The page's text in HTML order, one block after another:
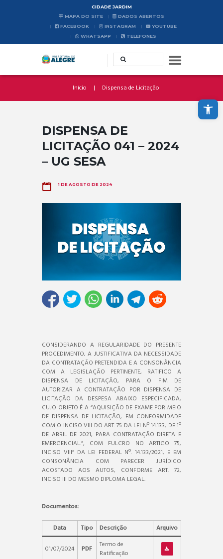
Abrir a barra de ferramentas
CIDADE JARDIM
MAPA DO SITE
DADOS ABERTOS
FACEBOOK
INSTAGRAM
YOUTUBE
WHATSAPP
TELEFONES
Início Dispensa de Licitação
DISPENSA DE
LICITAÇÃO 041 – 2024
– UG SESA
1 DE AGOSTO DE 2024
CONSIDERANDO A REGULARIDADE DO PRESENTE
PROCEDIMENTO, A JUSTIFICATIVA DA NECESSIDADE
DA CONTRATAÇÃO PRETENDIDA E A CONSONÂNCIA
COM A LEGISLAÇÃO PERTINENTE, RATIFICO A
DISPENSA DE LICITAÇÃO, PARA O FIM DE
AUTORIZAR A CONTRATAÇÃO POR DISPENSA DE
LICITAÇÃO DA DESPESA ABAIXO ESPECIFICADA,
CUJO OBJETO É A “AQUISIÇÃO DE EXAME POR MEIO
DE DISPENSA DE LICITAÇÃO, EM CONFORMIDADE
COM O INCISO VIII DO ART. 75 DA LEI Nº 14.133, DE 1º
DE ABRIL DE 2021, PARA CONTRATAÇÃO DIRETA E
EMERGENCIAL.”, COM FULCRO NO ARTIGO 75,
INCISO VIII” DA LEI FEDERAL Nº. 14.133/2021, E EM
CONSONÂNCIA COM PARECER JURÍDICO
ACOSTADO AOS AUTOS, CONFORME ART. 72,
INCISO III DO MESMO DIPLOMA LEGAL.
Documentos:
Data Tipo Descrição Arquivo
01/07/2024 PDF
Termo de
Ratificação